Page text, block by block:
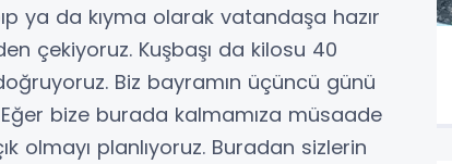
ya da kıyma olarak vatandaşa hazır
çekiyoruz. Kuşbaşı da kilosu 40
Biz bayramın üçüncü günü
bize burada kalmamıza müsaade
olmayı planlıyoruz. Buradan sizlerin